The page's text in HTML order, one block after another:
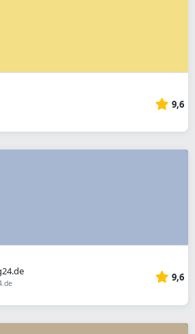
9,6
9,6